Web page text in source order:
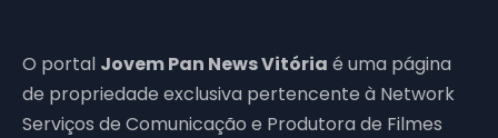
O portal Jovem Pan News Vitória é uma página
de propriedade exclusiva pertencente à Network
Serviços de Comunicação e Produtora de Filmes